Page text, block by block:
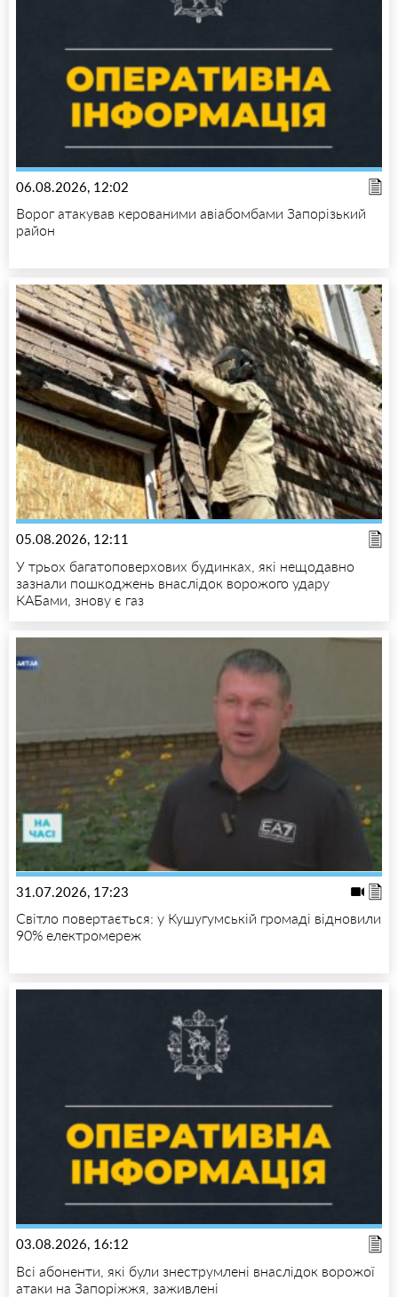
06.08.2026, 12:02
Ворог атакував керованими авіабомбами Запорізький
район
05.08.2026, 12:11
У трьох багатоповерхових будинках, які нещодавно
зазнали пошкоджень внаслідок ворожого удару
КАБами, знову є газ
31.07.2026, 17:23
Світло повертається: у Кушугумській громаді відновили
90% електромереж
03.08.2026, 16:12
Всі абоненти, які були знеструмлені внаслідок ворожої
атаки на Запоріжжя, заживлені